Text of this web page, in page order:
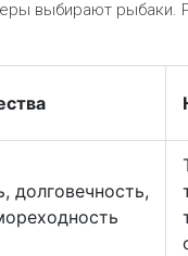
выбирают рыбаки.
долговечность,